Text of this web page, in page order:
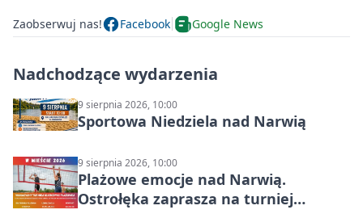
Zaobserwuj nas! Facebook Google News
Nadchodzące wydarzenia
9 sierpnia 2026, 10:00
Sportowa Niedziela nad Narwią
9 sierpnia 2026, 10:00
Plażowe emocje nad Narwią.
Ostrołęka zaprasza na turniej